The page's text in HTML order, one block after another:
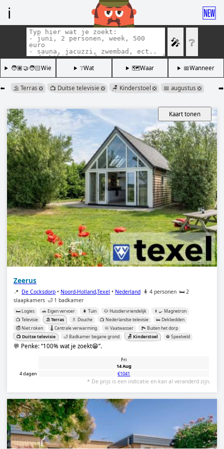
ℹ️ 🆕
🎤 ❔
🧑🏽‍🤝‍🧑🏻Wie ❔Wat 🗺️Waar 📅Wanneer
⬅️ ➡️
⛱️ Terras ❎ 📺 Duitse televisie ❎ 🪑 Kinderstoel ❎ 📅 augustus ❎
Kaart tonen
Zeerus
📍 De Cocksdorp • Noord-Holland,Texel • Nederland 🧍 4 personen 🛏️ 2
slaapkamers 🛁 1 badkamer
🛏️ Logies 🚗 Eigen vervoer 🌲 Tuin 🐶 Huisdiervriendelijk
👨‍🍳 Magnetron
📺 Televisie
⛱️ Terras 🚿 Douche 📺 Nederlandse televisie
🛌 Dekbedden
🚭 Niet roken
🌡️ Centrale verwarming 🧼 Vaatwasser
🏞️ Buiten het dorp
📺 Duitse televisie
🛁 Badkamer begane grond 🪑 Kinderstoel ⚽️ Speelveld
💬 Penke: 100% wat je zoekt😁 .
Fri
14 Aug
4 dagen
€1041
* De prijs is een indicatie en kan al veranderd zijn.